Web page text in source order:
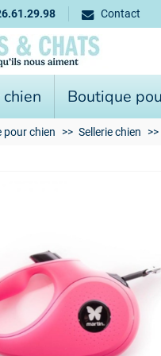
Contact
Boutique
pour chien Sellerie chien